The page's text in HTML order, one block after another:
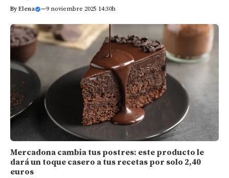
ByElena —9 noviembre 2025 14:30h
Mercadona cambia tus postres: este producto le
dará un toque casero a tus recetas por solo 2,40
euros